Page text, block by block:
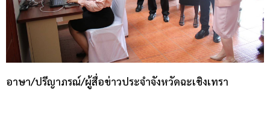
อาษา/ปรีญาภรณ์/ผู้สื่อข่าวประจำจังหวัดฉะเชิงเทรา